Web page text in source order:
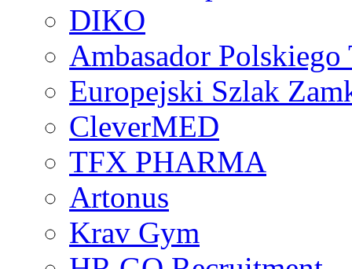
DIKO
Ambasador Polskiego
Europejski Szlak
CleverMED
TFX PHARMA
Artonus
Krav Gym